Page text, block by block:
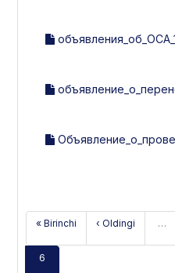
« Birinchi ‹ Oldingi …
6